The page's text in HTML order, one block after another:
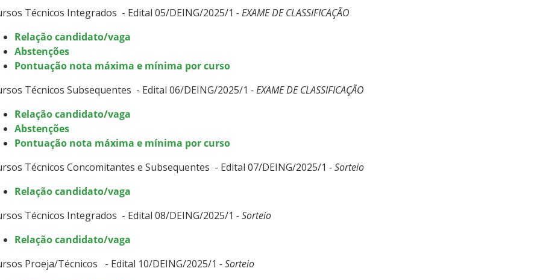
Técnicos Integrados - Edital 05/DEING/2025/1 - EXAME DE CLASSIFICAÇÃO
Relação candidato/vaga
Abstenções
Pontuação nota máxima e mínima por curso
Técnicos Subsequentes - Edital 06/DEING/2025/1 - EXAME DE CLASSIFICAÇÃO
Relação candidato/vaga
Abstenções
Pontuação nota máxima e mínima por curso
Técnicos Concomitantes e Subsequentes - Edital 07/DEING/2025/1 - Sorteio
Relação candidato/vaga
Técnicos Integrados - Edital 08/DEING/2025/1 - Sorteio
Relação candidato/vaga
Proeja/Técnicos - Edital 10/DEING/2025/1 - Sorteio